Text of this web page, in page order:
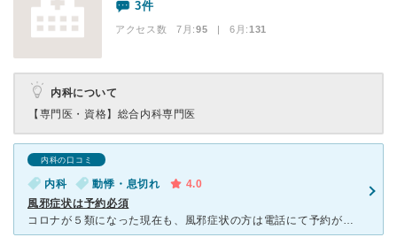
3件
アクセス数 7月:95 | 6月:131
内科について
【専門医・資格】 総合内科専門医
内科の口コミ
内科 動悸・息切れ
4.0
風邪症状は予約必須
コロナが５類になった現在も、風邪症状の方は電話にて予約が必要です。時間帯も11:00〜と区切られていました。 なので定期的に診察やお薬が必要な方は逆にそのほうが感染症の心配が少なくて良いかと思います